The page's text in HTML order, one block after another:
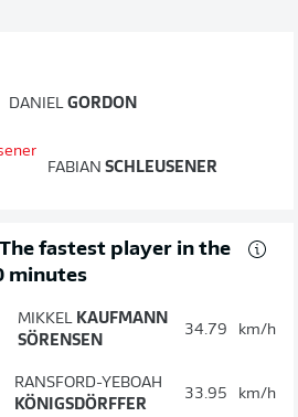
DANIEL GORDON
FABIAN SCHLEUSENER
fastest player in the
minutes
MIKKEL KAUFMANN
SÖRENSEN
34.79 km/h
RANSFORD-YEBOAH
KÖNIGSDÖRFFER
33.95 km/h